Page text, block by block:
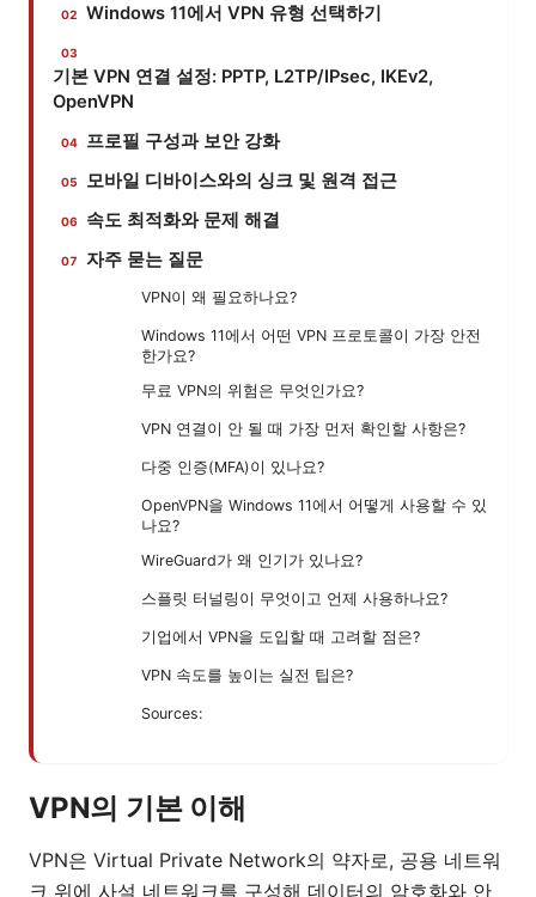
Windows 11에서 VPN 유형 선택하기
기본 VPN 연결 설정: PPTP, L2TP/IPsec, IKEv2,
OpenVPN
프로필 구성과 보안 강화
모바일 디바이스와의 싱크 및 원격 접근
속도 최적화와 문제 해결
자주 묻는 질문
VPN이 왜 필요하나요?
Windows 11에서 어떤 VPN 프로토콜이 가장 안전
한가요?
무료 VPN의 위험은 무엇인가요?
VPN 연결이 안 될 때 가장 먼저 확인할 사항은?
다중 인증(MFA)이 있나요?
OpenVPN을 Windows 11에서 어떻게 사용할 수 있
나요?
WireGuard가 왜 인기가 있나요?
스플릿 터널링이 무엇이고 언제 사용하나요?
기업에서 VPN을 도입할 때 고려할 점은?
VPN 속도를 높이는 실전 팁은?
Sources:
VPN의 기본 이해
VPN은 Virtual Private Network의 약자로, 공용 네트워
크 위에 사설 네트워크를 구성해 데이터의 암호화와 안